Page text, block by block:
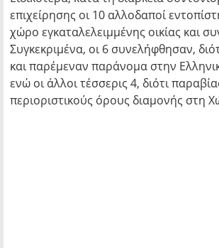
επιχείρησης οι 10 αλλοδαποί
χώρο εγκαταλελειμμένης οικίας και
Συγκεκριμένα, οι 6 συνελήφθησαν,
και παρέμεναν παράνομα στην
ενώ οι άλλοι τέσσερις 4, διότι
περιοριστικούς όρους διαμονής στη